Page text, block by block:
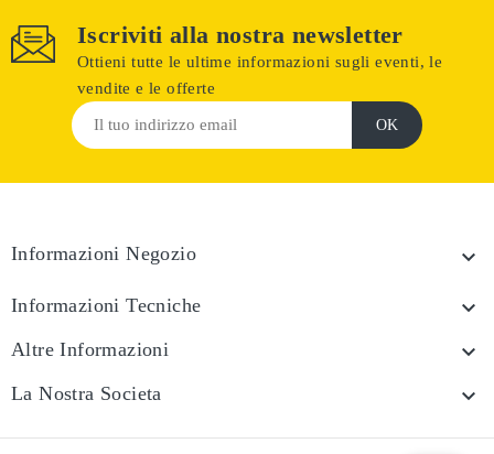
Iscriviti alla nostra newsletter
Ottieni tutte le ultime informazioni sugli eventi, le
vendite e le offerte
Informazioni Negozio 
Informazioni Tecniche 
Altre Informazioni 
La Nostra Societa 